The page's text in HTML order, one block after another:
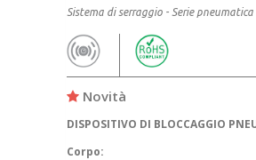
Sistema di serraggio - Serie pneumatica
Novità
DISPOSITIVO DI BLOCCAGGIO
Corpo: